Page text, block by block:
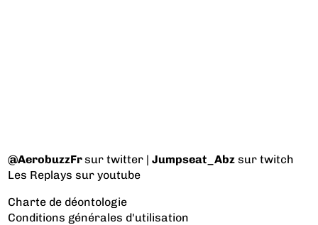
@AerobuzzFrsur twitter |Jumpseat_Abz sur twitch
Les Replays sur youtube
Charte de déontologie
Conditions générales d'utilisation